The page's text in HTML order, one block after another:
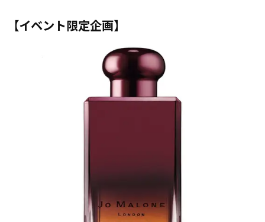
【イベント限定企画】